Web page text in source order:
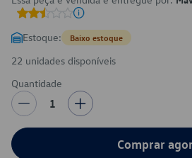
Estoque: Baixo estoque
22 unidades disponíveis
Quantidade
1
Comprar